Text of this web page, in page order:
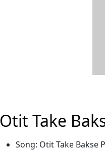
Otit Take
Song: Otit Take Bakse